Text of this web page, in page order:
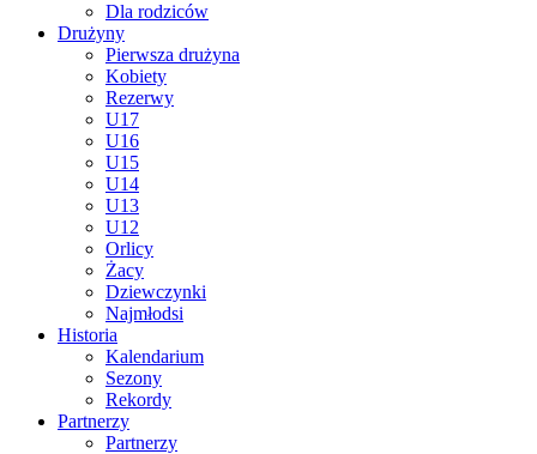
Dla rodziców
Drużyny
Pierwsza drużyna
Kobiety
Rezerwy
U17
U16
U15
U14
U13
U12
Orlicy
Żacy
Dziewczynki
Najmłodsi
Historia
Kalendarium
Sezony
Rekordy
Partnerzy
Partnerzy